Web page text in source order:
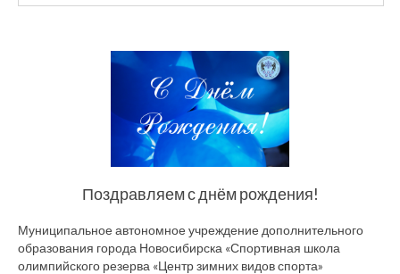
Поздравляем с днём рождения!
Муниципальное автономное учреждение дополнительного
образования города Новосибирска «Спортивная школа
олимпийского резерва «Центр зимних видов спорта»